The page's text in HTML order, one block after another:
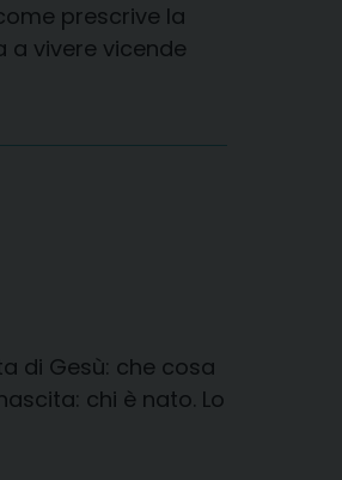
prescrive la
a vivere vicende
di Gesù: che cosa
chi è nato. Lo